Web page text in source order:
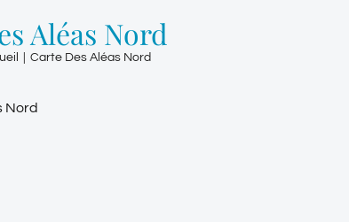
Aléas Nord
Carte Des Aléas Nord
Nord